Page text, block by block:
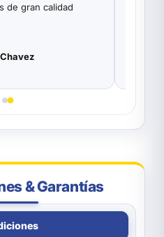
de gran calidad
& Garantías